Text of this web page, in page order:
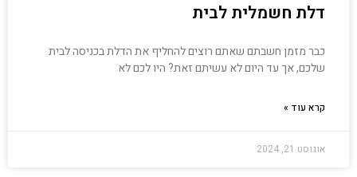
דלת חשמלית לבית
כבר מזמן חשבתם שאתם רוצים להחליף את הדלת בכניסה לבית
שלכם, אך עד היום לא עשיתם זאת? היו לכם לא
קרא עוד »
אוגוסט 21, 2024